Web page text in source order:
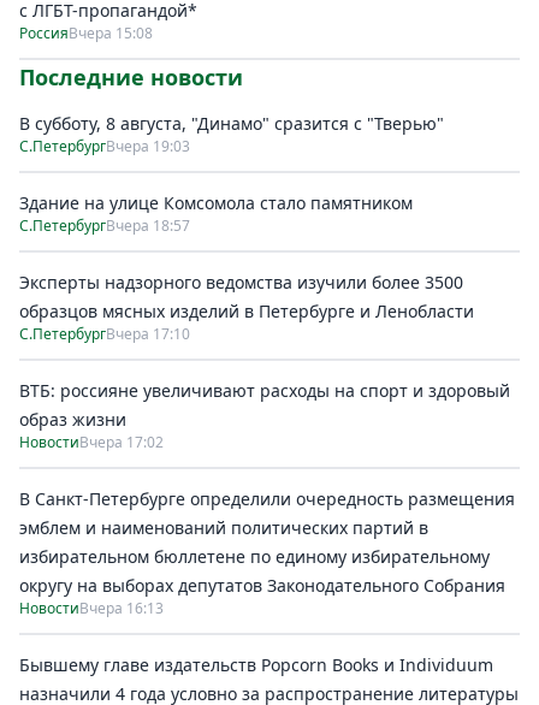
с ЛГБТ-пропагандой*
РоссияВчера 15:08
Последние новости
В субботу, 8 августа, "Динамо" сразится с "Тверью"
С.ПетербургВчера 19:03
Здание на улице Комсомола стало памятником
С.ПетербургВчера 18:57
Эксперты надзорного ведомства изучили более 3500
образцов мясных изделий в Петербурге и Ленобласти
С.ПетербургВчера 17:10
ВТБ: россияне увеличивают расходы на спорт и здоровый
образ жизни
НовостиВчера 17:02
В Санкт-Петербурге определили очередность размещения
эмблем и наименований политических партий в
избирательном бюллетене по единому избирательному
округу на выборах депутатов Законодательного Собрания
НовостиВчера 16:13
Бывшему главе издательств Popcorn Books и Individuum
назначили 4 года условно за распространение литературы